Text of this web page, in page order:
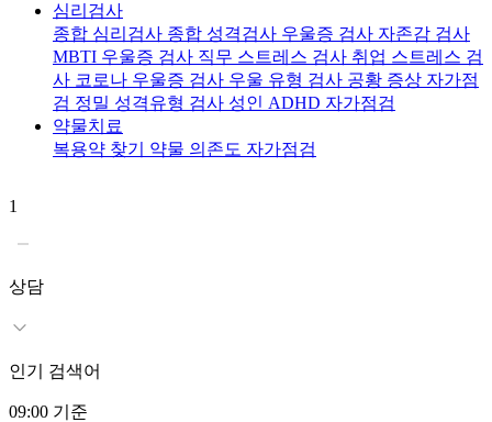
심리검사
종합 심리검사 종합 성격검사 우울증 검사 자존감 검사
MBTI 우울증 검사 직무 스트레스 검사 취업 스트레스 검
사 코로나 우울증 검사 우울 유형 검사 공황 증상 자가점
검 정밀 성격유형 검사 성인 ADHD 자가점검
약물치료
복용약 찾기 약물 의존도 자가점검
1
상담
인기 검색어
09:00 기준